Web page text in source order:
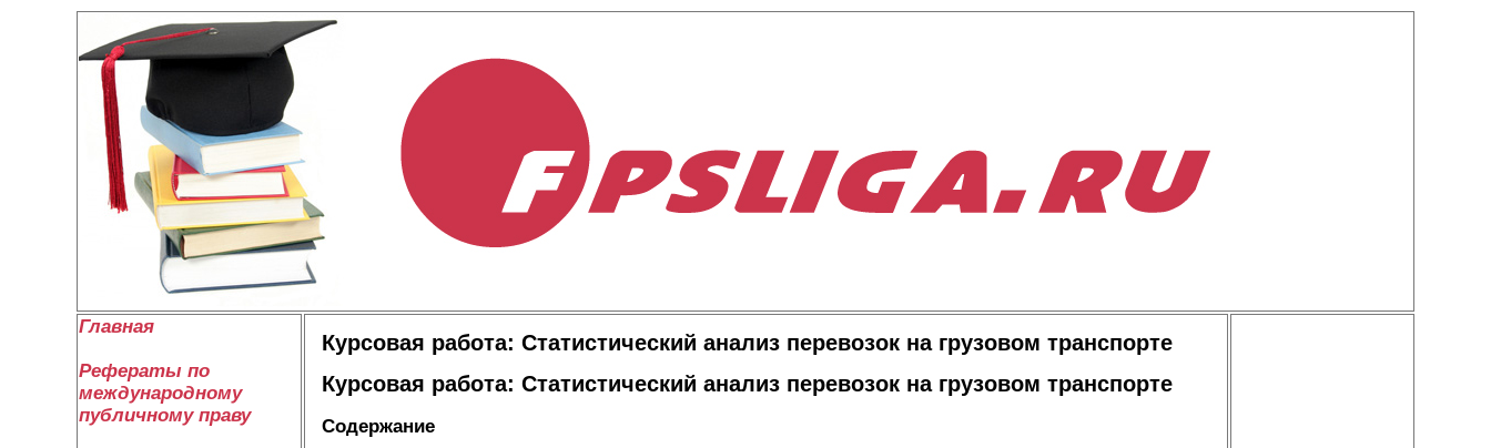
Главная
Рефераты по
международному
публичному праву
Курсовая работа: Статистический анализ перевозок на грузовом транспорте
Курсовая работа: Статистический анализ перевозок на грузовом транспорте
Содержание